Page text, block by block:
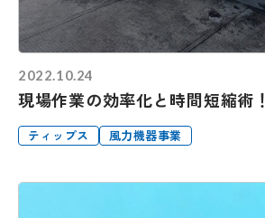
2022.10.24
現場作業の効率化と時間短縮術！
ティップス 風力機器事業